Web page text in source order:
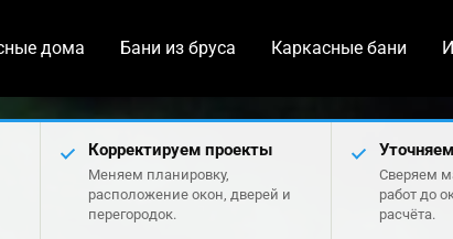
дома Бани из бруса Каркасные бани
Корректируем проекты
Меняем планировку,
расположение окон, дверей и
перегородок.
Сверяем
работ до
расчёта.